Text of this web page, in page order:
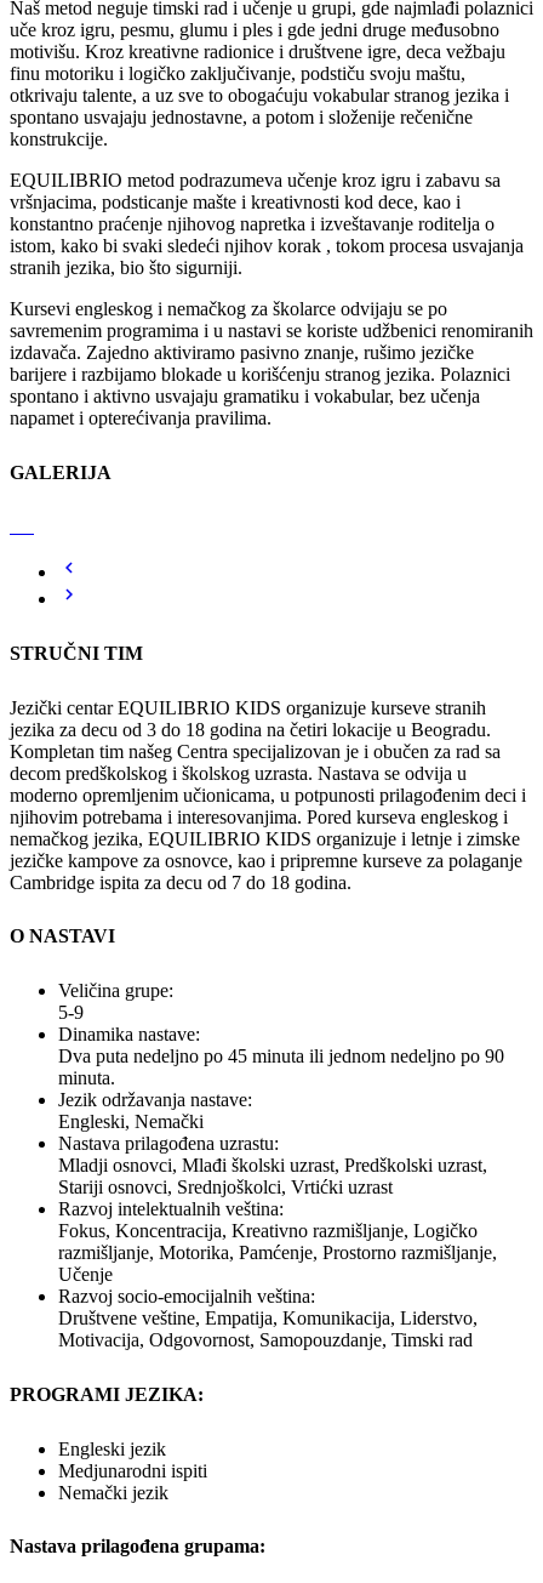
Naš metod neguje timski rad i učenje u grupi, gde najmlađi polaznici
uče kroz igru, pesmu, glumu i ples i gde jedni druge međusobno
motivišu. Kroz kreativne radionice i društvene igre, deca vežbaju
finu motoriku i logičko zaključivanje, podstiču svoju maštu,
otkrivaju talente, a uz sve to obogaćuju vokabular stranog jezika i
spontano usvajaju jednostavne, a potom i složenije rečenične
konstrukcije.
EQUILIBRIO metod podrazumeva učenje kroz igru i zabavu sa
vršnjacima, podsticanje mašte i kreativnosti kod dece, kao i
konstantno praćenje njihovog napretka i izveštavanje roditelja o
istom, kako bi svaki sledeći njihov korak , tokom procesa usvajanja
stranih jezika, bio što sigurniji.
Kursevi engleskog i nemačkog za školarce odvijaju se po
savremenim programima i u nastavi se koriste udžbenici renomiranih
izdavača. Zajedno aktiviramo pasivno znanje, rušimo jezičke
barijere i razbijamo blokade u korišćenju stranog jezika. Polaznici
spontano i aktivno usvajaju gramatiku i vokabular, bez učenja
napamet i opterećivanja pravilima.
GALERIJA
STRUČNI TIM
Jezički centar EQUILIBRIO KIDS organizuje kurseve stranih
jezika za decu od 3 do 18 godina na četiri lokacije u Beogradu.
Kompletan tim našeg Centra specijalizovan je i obučen za rad sa
decom predškolskog i školskog uzrasta. Nastava se odvija u
moderno opremljenim učionicama, u potpunosti prilagođenim deci i
njihovim potrebama i interesovanjima. Pored kurseva engleskog i
nemačkog jezika, EQUILIBRIO KIDS organizuje i letnje i zimske
jezičke kampove za osnovce, kao i pripremne kurseve za polaganje
Cambridge ispita za decu od 7 do 18 godina.
O NASTAVI
Veličina grupe:
5-9
Dinamika nastave:
Dva puta nedeljno po 45 minuta ili jednom nedeljno po 90
minuta.
Jezik održavanja nastave:
Engleski, Nemački
Nastava prilagođena uzrastu:
Mladji osnovci, Mlađi školski uzrast, Predškolski uzrast,
Stariji osnovci, Srednjoškolci, Vrtićki uzrast
Razvoj intelektualnih veština:
Fokus, Koncentracija, Kreativno razmišljanje, Logičko
razmišljanje, Motorika, Pamćenje, Prostorno razmišljanje,
Učenje
Razvoj socio-emocijalnih veština:
Društvene veštine, Empatija, Komunikacija, Liderstvo,
Motivacija, Odgovornost, Samopouzdanje, Timski rad
PROGRAMI JEZIKA:
Engleski jezik
Medjunarodni ispiti
Nemački jezik
Nastava prilagođena grupama: